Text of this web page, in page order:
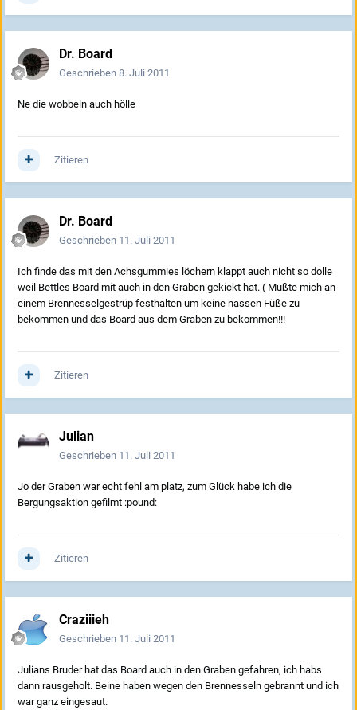
Dr. Board
Geschrieben 8. Juli 2011
Ne die wobbeln auch hölle
Zitieren
Dr. Board
Geschrieben 11. Juli 2011
Ich finde das mit den Achsgummies löchern klappt auch nicht so dolle
weil Bettles Board mit auch in den Graben gekickt hat. ( Mußte mich an
einem Brennesselgestrüp festhalten um keine nassen Füße zu
bekommen und das Board aus dem Graben zu bekommen!!!
Zitieren
Julian
Geschrieben 11. Juli 2011
Jo der Graben war echt fehl am platz, zum Glück habe ich die
Bergungsaktion gefilmt :pound:
Zitieren
Craziiieh
Geschrieben 11. Juli 2011
Julians Bruder hat das Board auch in den Graben gefahren, ich habs
dann rausgeholt. Beine haben wegen den Brennesseln gebrannt und ich
war ganz eingesaut.